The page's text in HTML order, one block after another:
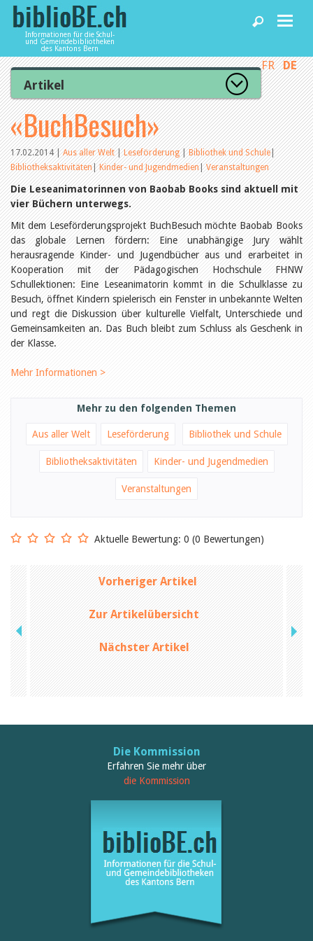
Informationen für die Schul-
und Gemeindebibliotheken
des Kantons Bern
Home
News und Fachbeiträge
Bibliotheken
Agenda
Dienstleistungen
biblioBE nutzen
FR DE
Artikel
Zur Artikelübersicht
Lesenswert
Gut bewertet
Kategorien
Aus dem Amt für Kultur
Aus der Kommission
Aus den Bibliotheken
Organisation
Raum und Infrastruktur
Bestand
Benutzung
Finanzen
Personal
Qualitätsmanagement
Recht und Politik
Öffentlichkeitsarbeit
Leseförderung
Aus aller Welt
Lesetipps
Aus- und Weiterbildung
Kinder- und Jugendmedien
Bibliotheksförderung
Kantonale
Unterstützungsbeiträge
Schweizer Literatur
Alle Tags
Autoren
Julie Greub
Birgit Libiszewski
Ursula Strahm
Sandra Dettwyler
Sibylle Birrer
Javier Lopez
Manuela Nyffeler-Lanker
«BuchBesuch»
17.02.2014|Aus aller Welt|Leseförderung|Bibliothek und Schule|
Bibliotheksaktivitäten|Kinder- und Jugendmedien|Veranstaltungen
Die Leseanimatorinnen von Baobab Books sind aktuell mit
vier Büchern unterwegs.
Mit dem Leseförderungsprojekt BuchBesuch möchte Baobab Books
das globale Lernen fördern: Eine unabhängige Jury wählt
herausragende Kinder- und Jugendbücher aus und erarbeitet in
Kooperation mit der Pädagogischen Hochschule FHNW
Schullektionen: Eine Leseanimatorin kommt in die Schulklasse zu
Besuch, öffnet Kindern spielerisch ein Fenster in unbekannte Welten
und regt die Diskussion über kulturelle Vielfalt, Unterschiede und
Gemeinsamkeiten an. Das Buch bleibt zum Schluss als Geschenk in
der Klasse.
Mehr Informationen >
Mehr zu den folgenden Themen
Aus aller Welt Leseförderung Bibliothek und Schule
Bibliotheksaktivitäten Kinder- und Jugendmedien
Veranstaltungen
Aktuelle Bewertung: 0 (0 Bewertungen)
Vorheriger Artikel
Zur Artikelübersicht
Nächster Artikel
Die Kommission
Erfahren Sie mehr über
die Kommission